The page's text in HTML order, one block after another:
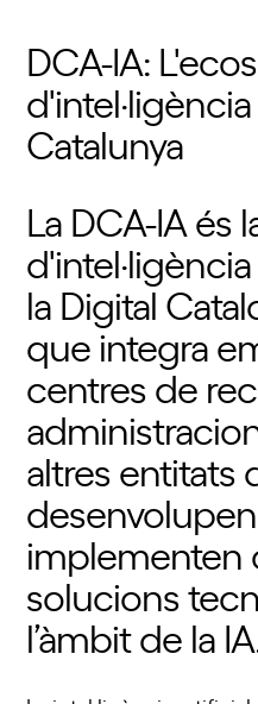
DCA-IA:
Catalunya
La DCA-IA és
la Digital
que integra
centres de
altres entitats
implementen
solucions
l’àmbit de la